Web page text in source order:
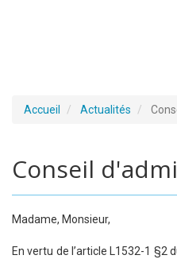
Accueil Actualités
Conseil
Madame, Monsieur,
En vertu de l’article L1532-1 §2